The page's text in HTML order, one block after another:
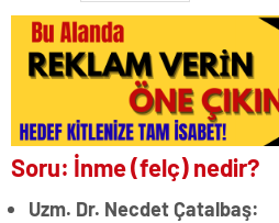
Soru: İnme (felç) nedir?
Uzm. Dr. Necdet Çatalbaş: